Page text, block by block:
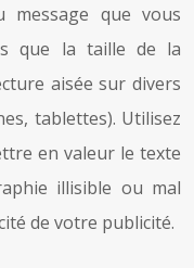
que vous
que la taille de la
aisée sur divers
tablettes). Utilisez
en valeur le texte
illisible ou mal
de votre publicité.